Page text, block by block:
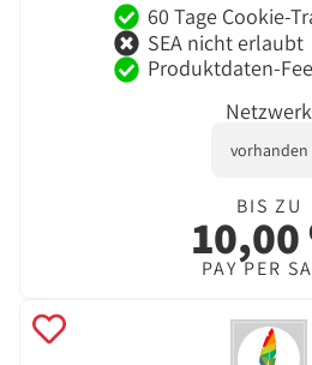
60 Tage Cookie-
SEA nicht erlaubt
Produktdaten-
Netzwerk
vorhanden
BIS ZU
10,00
PAY PER